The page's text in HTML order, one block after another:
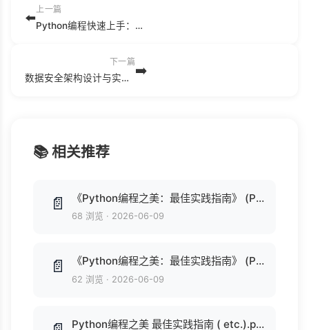
⬅️
上一篇
Python编程快速上手：让繁琐工作自动化（第2版） (阿尔·斯维加特（Al Sweigart）).epub
下一篇
数据安全架构设计与实战 (网络空间安全技术丛书) (郑云文).epub ➡️
📚 相关推荐
📄 《Python编程之美：最佳实践指南》 (Python) .pdf
68 浏览 · 2026-06-09
📄 《Python编程之美：最佳实践指南》 (Python) .pdf
62 浏览 · 2026-06-09
Python编程之美 最佳实践指南 ( etc.).pdf